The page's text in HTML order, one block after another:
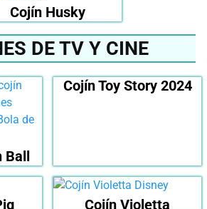
Cojín Husky
DE TV Y CINE
Cojín Toy Story 2024
Cojín Violetta